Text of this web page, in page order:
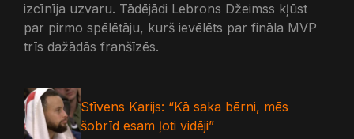
izcīnīja uzvaru. Tādējādi Lebrons Džeimss kļūst
par pirmo spēlētāju, kurš ievēlēts par fināla MVP
trīs dažādās franšīzēs.
Stīvens Karijs: “Kā saka bērni, mēs
šobrīd esam ļoti vidēji”